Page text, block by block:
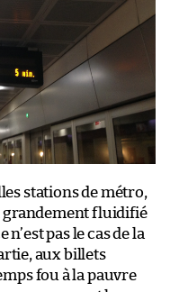
stations de métro,
grandement fluidifié
n’est pas le cas de la
aux billets
fou à la pauvre